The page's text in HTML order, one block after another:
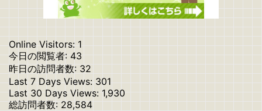
Online Visitors: 1
今日の閲覧者: 43
昨日の訪問者数: 32
Last 7 Days Views: 301
Last 30 Days Views: 1,930
総訪問者数: 28,584